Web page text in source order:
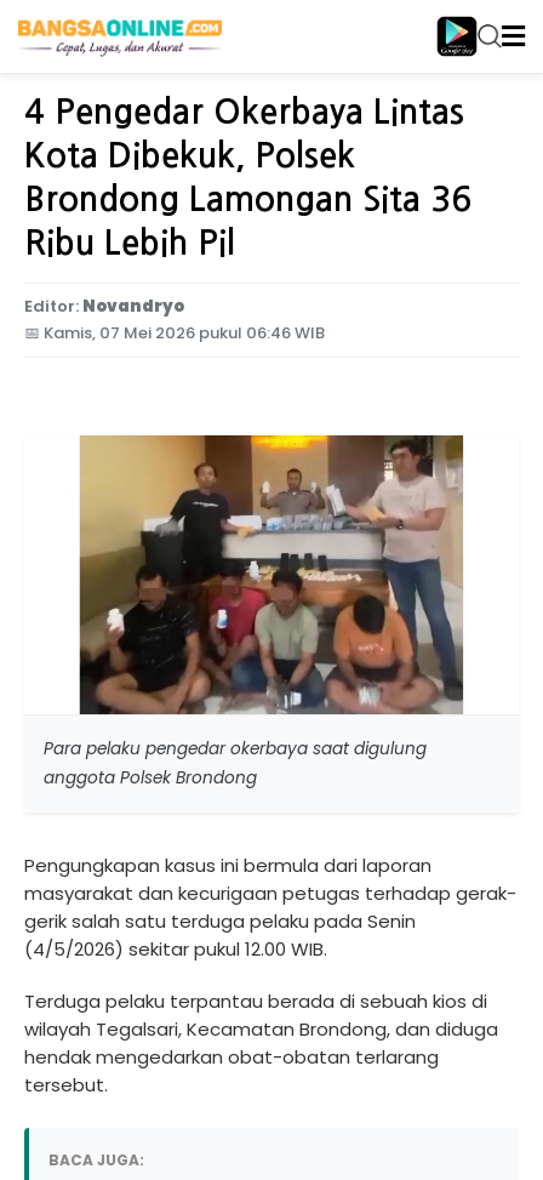
Home Jawa Timur
4 Pengedar Okerbaya Lintas
Kota Dibekuk, Polsek
Brondong Lamongan Sita 36
Ribu Lebih Pil
Editor: Novandryo
📅 Kamis, 07 Mei 2026 pukul 06:46 WIB
Para pelaku pengedar okerbaya saat digulung
anggota Polsek Brondong
Pengungkapan kasus ini bermula dari laporan
masyarakat dan kecurigaan petugas terhadap gerak-
gerik salah satu terduga pelaku pada Senin
(4/5/2026) sekitar pukul 12.00 WIB.
Terduga pelaku terpantau berada di sebuah kios di
wilayah Tegalsari, Kecamatan Brondong, dan diduga
hendak mengedarkan obat-obatan terlarang
tersebut.
BACA JUGA: